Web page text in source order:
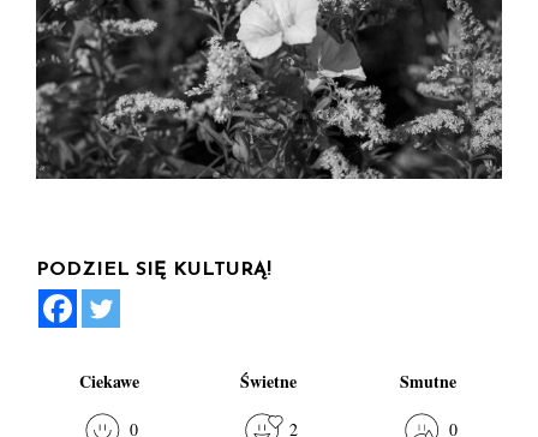
PODZIEL SIĘ KULTURĄ!
Ciekawe
0
Świetne
2
Smutne
0